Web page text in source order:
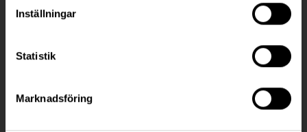
Inställningar
Statistik
Marknadsföring
Ågatan 12 C, 172 62 Sundbyberg
Box 4086